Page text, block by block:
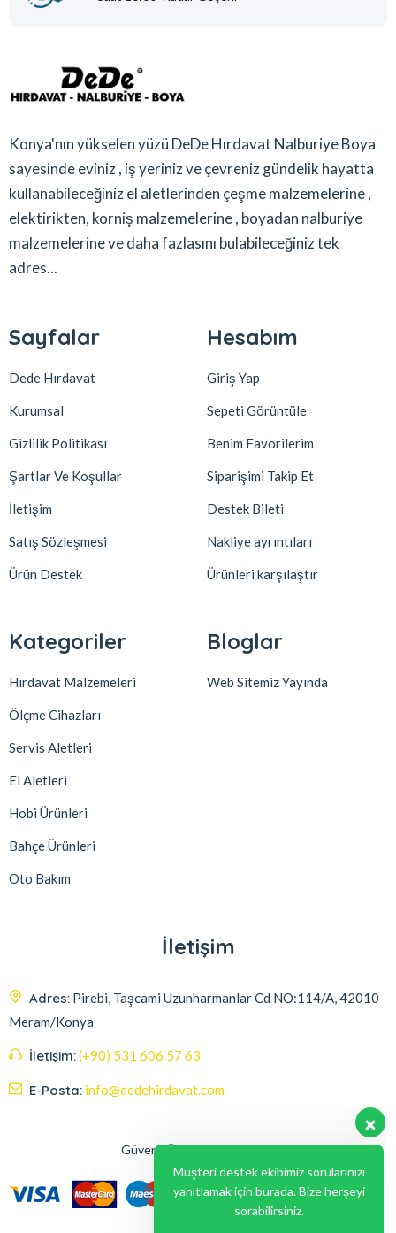
Konya'nın yükselen yüzü DeDe Hırdavat Nalburiye Boya
sayesinde eviniz , iş yeriniz ve çevreniz gündelik hayatta
kullanabileceğiniz el aletlerinden çeşme malzemelerine ,
elektirikten, korniş malzemelerine , boyadan nalburiye
malzemelerine ve daha fazlasını bulabileceğiniz tek
adres...
Sayfalar
Dede Hırdavat
Kurumsal
Gizlilik Politikası
Şartlar Ve Koşullar
İletişim
Satış Sözleşmesi
Ürün Destek
Hesabım
Giriş Yap
Sepeti Görüntüle
Benim Favorilerim
Siparişimi Takip Et
Destek Bileti
Nakliye ayrıntıları
Ürünleri karşılaştır
Kategoriler
Hırdavat Malzemeleri
Ölçme Cihazları
Servis Aletleri
El Aletleri
Hobi Ürünleri
Bahçe Ürünleri
Oto Bakım
Bloglar
Web Sitemiz Yayında
İletişim
Adres: Pirebi, Taşcami Uzunharmanlar Cd NO:114/A, 42010
Meram/Konya
İletişim:(+90) 531 606 57 63
E-Posta: info@dedehirdavat.com
Güvenli Ödeme Seçenekleri
Müşteri destek ekibimiz sorularınızı
yanıtlamak için burada. Bize herşeyi
sorabilirsiniz.